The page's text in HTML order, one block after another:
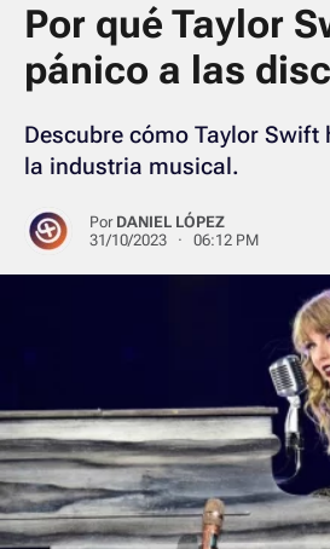
Por qué Taylor
pánico a las
Descubre cómo Taylor
la industria musical.
Por DANIEL LÓPEZ
31/10/2023 · 06:12 PM